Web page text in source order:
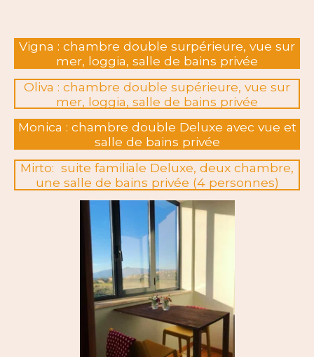
Vigna : chambre double surpérieure, vue sur
mer, loggia, salle de bains privée
Oliva : chambre double supérieure, vue sur
mer, loggia, salle de bains privée
Monica : chambre double Deluxe avec vue et
salle de bains privée
Mirto: suite familiale Deluxe, deux chambre,
une salle de bains privée (4 personnes)